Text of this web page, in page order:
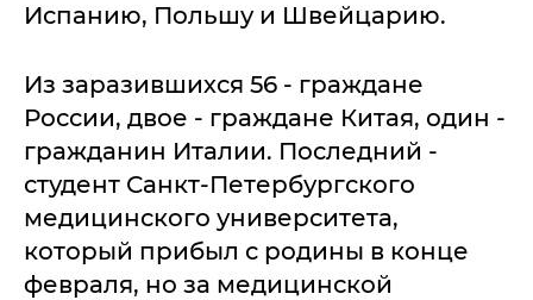
Испанию, Польшу и Швейцарию.
Из заразившихся 56 - граждане
России, двое - граждане Китая, один -
гражданин Италии. Последний -
студент Санкт-Петербургского
медицинского университета,
который прибыл с родины в конце
февраля, но за медицинской